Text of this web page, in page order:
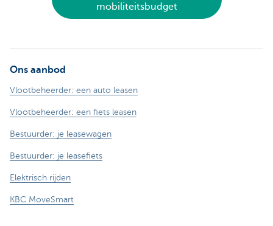
mobiliteitsbudget
Ons aanbod
Vlootbeheerder: een auto leasen
Vlootbeheerder: een fiets leasen
Bestuurder: je leasewagen
Bestuurder: je leasefiets
Elektrisch rijden
KBC MoveSmart